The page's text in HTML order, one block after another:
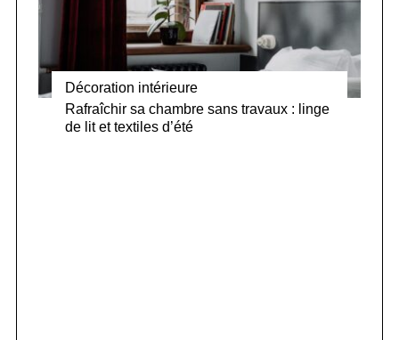
Décoration intérieure
Rafraîchir sa chambre sans travaux : linge
de lit et textiles d’été